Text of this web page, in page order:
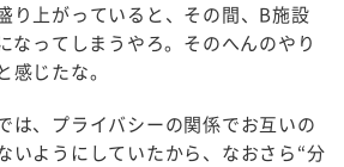
り上がっていると、その間、B施設
なってしまうやろ。そのへんのやり
感じたな。
は、プライバシーの関係でお互いの
いようにしていたから、なおさら“分